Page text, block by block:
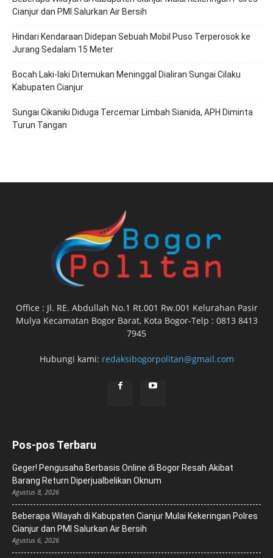
Cianjur dan PMI Salurkan Air Bersih
Hindari Kendaraan Didepan Sebuah Mobil Puso Terperosok ke
Jurang Sedalam 15 Meter
Bocah Laki-laki Ditemukan Meninggal Dialiran Sungai Cilaku
Kabupaten Cianjur
Sungai Cikaniki Diduga Tercemar Limbah Sianida, APH Diminta
Turun Tangan
Office : Jl. RE. Abdullah No.1 Rt.001 Rw.001 Kelurahan Pasir
Mulya Kecamatan Bogor Barat, Kota Bogor-Telp : 0813 8413
7945
Hubungi kami: redaksibogorpolitan@gmail.com
Pos-pos Terbaru
Geger! Pengusaha Berbasis Online di Bogor Resah Akibat
Barang Return Diperjualbelikan Oknum
Agustus 8, 2026
Beberapa Wilayah di Kabupaten Cianjur Mulai Kekeringan Polres
Cianjur dan PMI Salurkan Air Bersih
Agustus 6, 2026